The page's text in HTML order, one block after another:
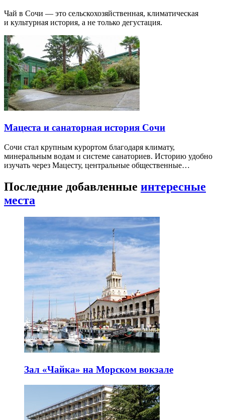
Чай в Сочи — это сельскохозяйственная, климатическая
и культурная история, а не только дегустация.
Мацеста и санаторная история Сочи
Сочи стал крупным курортом благодаря климату,
минеральным водам и системе санаториев. Историю удобно
изучать через Мацесту, центральные общественные…
Последние добавленные интересные
места
Зал «Чайка» на Морском вокзале